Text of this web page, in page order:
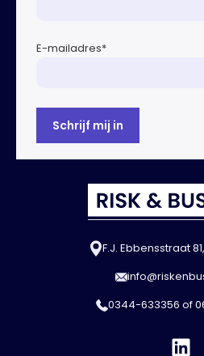
E-mailadres*
F.J. Ebbensstraat
0344-633356 of